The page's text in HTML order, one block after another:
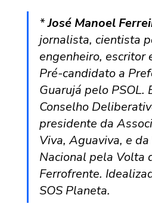
* José Manoel
jornalista, cientista
engenheiro, escritor
Pré-candidato a
Guarujá pelo PSOL.
Conselho
presidente da
Viva, Aguaviva, e da
Nacional pela Volta
Ferrofrente.
SOS Planeta.